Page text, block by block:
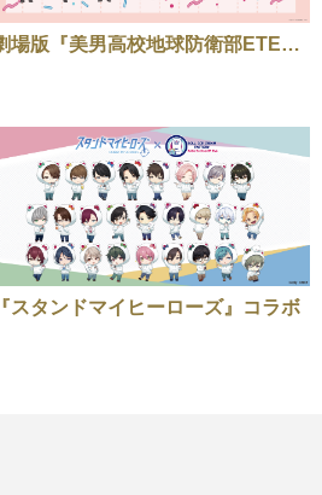
劇場版『美男高校地球防衛部ETERNAL LOVE！』
『スタンドマイヒーローズ』コラボ